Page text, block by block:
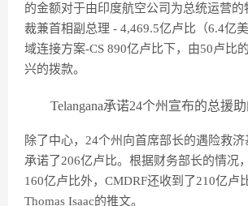
的金额对于由印度航空公司为总统运营的
裁兼首相副总理 - 4,469.5亿卢比（6.4亿
域连接方案-CS 890亿卢比下，由50卢比
兴的拨款。
Telangana承诺24个州宣布的总援
除了中心，24个州向首席部长的遇险救济
承诺了206亿卢比。根据财务部长的情况
160亿卢比外，CMDRF还收到了210亿卢
Thomas Isaac的推文。